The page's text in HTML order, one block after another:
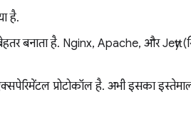
है.
बनाता है. Nginx, Apache, और Jetty
प्रोटोकॉल है. अभी इसका